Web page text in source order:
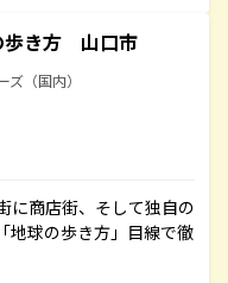
き方 山口市
（国内）
に商店街、そして独自の
地球の歩き方」目線で徹